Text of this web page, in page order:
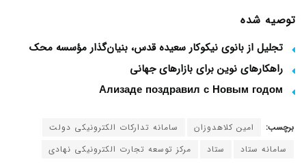
توصیه شده
تجلیل از بانوی نیکوکار سعیده قدس، بنیان‌گذار مؤسسه محک
راهکارهای نوین برای بازارهای جهانی
Ализаде поздравил с Новым годом
برچسب: امین کلاهدوزان
سامانه تدارکات الکترونیکی دولت
سامانه ستاد
ستاد مرکز توسعه تجارت الکترونیکی نهادی